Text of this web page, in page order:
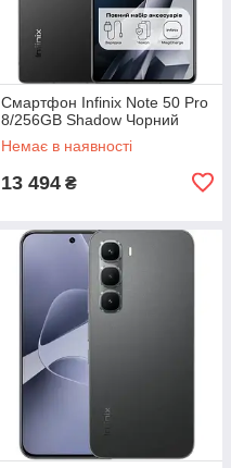
Смартфон Infinix Note 50 Pro
8/256GB Shadow Чорний
Немає в наявності
13 494 ₴